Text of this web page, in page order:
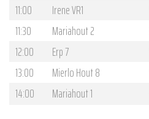
11:00
Irene VR1
11:30
Mariahout 2
12:00
Erp 7
13:00
Mierlo Hout 8
14:00
Mariahout 1